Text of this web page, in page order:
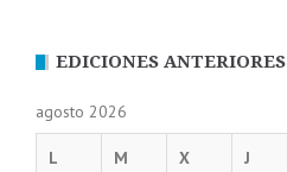
EDICIONES ANTERIORES
agosto 2026
L M X J